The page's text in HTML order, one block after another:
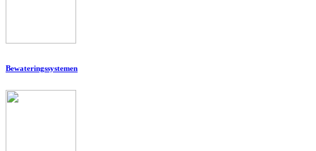
Bewateringssystemen